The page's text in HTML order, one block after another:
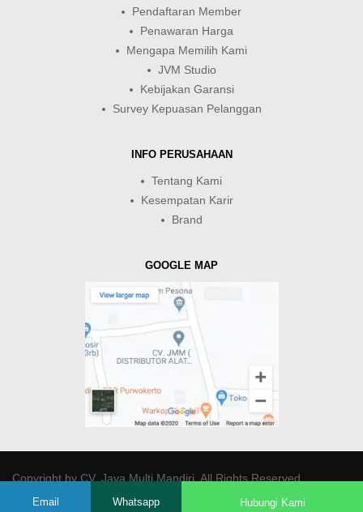
Pendaftaran Member
Penawaran Harga
Mengapa Memilih Kami
JVM Studio
Kebijakan Garansi
Survey Kepuasan Pelanggan
INFO PERUSAHAAN
Tentang Kami
Kesempatan Karir
Brand
GOOGLE MAP
Copyright byCV. Java Multi Mandiri. All Rights Reserved.
Email Whatsapp Hubungi Kami